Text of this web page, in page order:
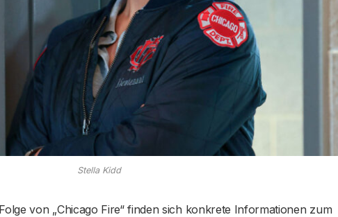
Stella Kidd
von „Chicago Fire“ finden sich konkrete Informationen zum